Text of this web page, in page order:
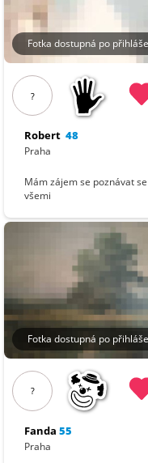
Fotka dostupná po
?
Robert 48
Praha
Mám zájem se poznávat se
všemi
Fotka dostupná po
?
Fanda 55
Praha